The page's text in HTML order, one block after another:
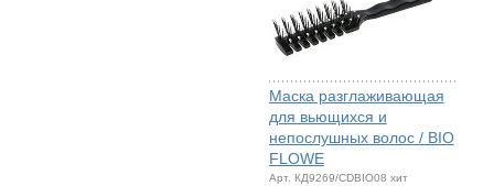
Маска разглаживающая
для вьющихся и
непослушных волос / BIO
FLOWE
Арт. КД9269/CDBIO08 хит